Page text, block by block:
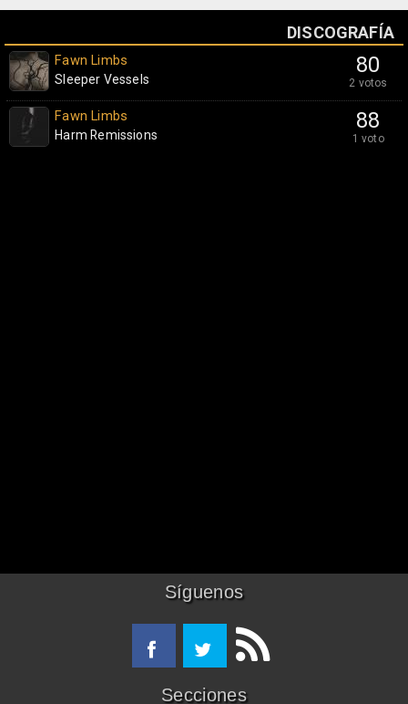
DISCOGRAFÍA
80
2 votos
Fawn Limbs
Sleeper Vessels
88
1 voto
Fawn Limbs
Harm Remissions
Síguenos
Secciones